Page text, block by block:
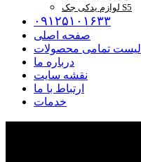
لوازم یدکی جک S5
۰۹۱۲۵۱۰۱۶۳۳
صفحه اصلی
لیست تمامی محصولات
درباره ما
نقشه سایت
ارتباط با ما
خدمات